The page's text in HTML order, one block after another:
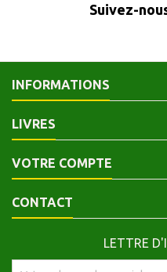
Suivez-
INFORMATIONS
LIVRES
VOTRE COMPTE
CONTACT
LETTRE